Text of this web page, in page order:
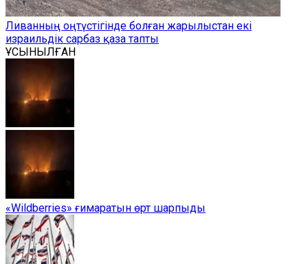
Ливанның оңтүстігінде болған жарылыстан екі
израильдік сарбаз қаза тапты
ҰСЫНЫЛҒАН
«Wildberries» ғимаратын өрт шарпыды